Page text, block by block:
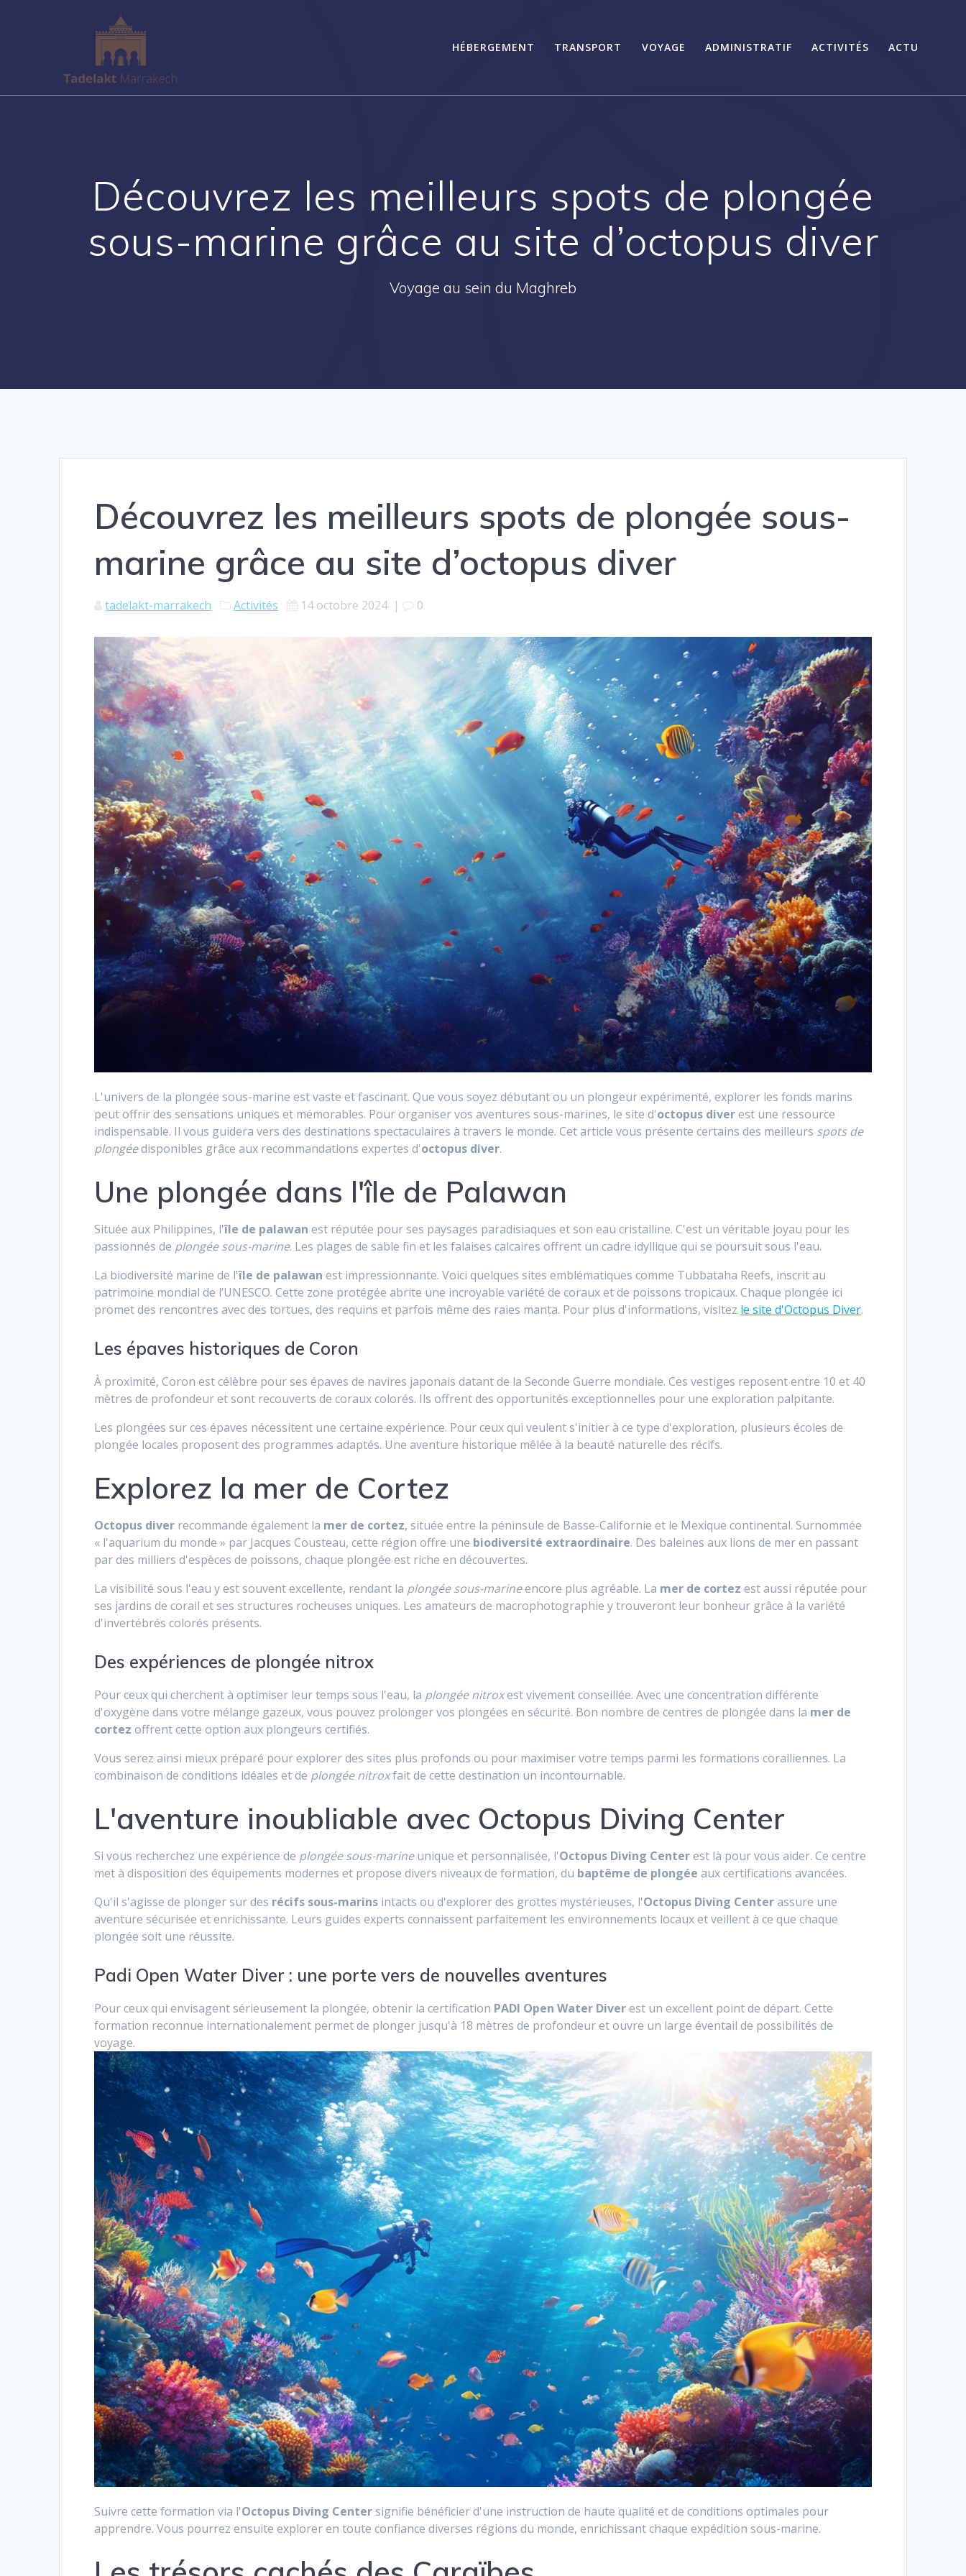
HÉBERGEMENT TRANSPORT VOYAGE ADMINISTRATIF ACTIVITÉS ACTU
Découvrez les meilleurs spots de plongée
sous-marine grâce au site d’octopus diver
Voyage au sein du Maghreb
Découvrez les meilleurs spots de plongée sous-
marine grâce au site d’octopus diver
tadelakt-marrakech Activités 14 octobre 2024| 0
L'univers de la plongée sous-marine est vaste et fascinant. Que vous soyez débutant ou un plongeur expérimenté, explorer les fonds marins
peut offrir des sensations uniques et mémorables. Pour organiser vos aventures sous-marines, le site d'octopus diverest une ressource
indispensable. Il vous guidera vers des destinations spectaculaires à travers le monde. Cet article vous présente certains des meilleurs spots de
plongéedisponibles grâce aux recommandations expertes d'octopus diver.
Une plongée dans l'île de Palawan
Située aux Philippines, l'île de palawan est réputée pour ses paysages paradisiaques et son eau cristalline. C'est un véritable joyau pour les
passionnés de plongée sous-marine. Les plages de sable fin et les falaises calcaires offrent un cadre idyllique qui se poursuit sous l'eau.
La biodiversité marine de l'île de palawan est impressionnante. Voici quelques sites emblématiques comme Tubbataha Reefs, inscrit au
patrimoine mondial de l’UNESCO. Cette zone protégée abrite une incroyable variété de coraux et de poissons tropicaux. Chaque plongée ici
promet des rencontres avec des tortues, des requins et parfois même des raies manta. Pour plus d'informations, visitez le site d'Octopus Diver.
Les épaves historiques de Coron
À proximité, Coron est célèbre pour ses épaves de navires japonais datant de la Seconde Guerre mondiale. Ces vestiges reposent entre 10 et 40
mètres de profondeur et sont recouverts de coraux colorés. Ils offrent des opportunités exceptionnelles pour une exploration palpitante.
Les plongées sur ces épaves nécessitent une certaine expérience. Pour ceux qui veulent s'initier à ce type d'exploration, plusieurs écoles de
plongée locales proposent des programmes adaptés. Une aventure historique mêlée à la beauté naturelle des récifs.
Explorez la mer de Cortez
Octopus diver recommande également la mer de cortez, située entre la péninsule de Basse-Californie et le Mexique continental. Surnommée
« l'aquarium du monde » par Jacques Cousteau, cette région offre une biodiversité extraordinaire. Des baleines aux lions de mer en passant
par des milliers d'espèces de poissons, chaque plongée est riche en découvertes.
La visibilité sous l'eau y est souvent excellente, rendant la plongée sous-marineencore plus agréable. La mer de cortez est aussi réputée pour
ses jardins de corail et ses structures rocheuses uniques. Les amateurs de macrophotographie y trouveront leur bonheur grâce à la variété
d'invertébrés colorés présents.
Des expériences de plongée nitrox
Pour ceux qui cherchent à optimiser leur temps sous l'eau, la plongée nitroxest vivement conseillée. Avec une concentration différente
d'oxygène dans votre mélange gazeux, vous pouvez prolonger vos plongées en sécurité. Bon nombre de centres de plongée dans la mer de
cortez offrent cette option aux plongeurs certifiés.
Vous serez ainsi mieux préparé pour explorer des sites plus profonds ou pour maximiser votre temps parmi les formations coralliennes. La
combinaison de conditions idéales et de plongée nitroxfait de cette destination un incontournable.
L'aventure inoubliable avec Octopus Diving Center
Si vous recherchez une expérience de plongée sous-marineunique et personnalisée, l'Octopus Diving Centerest là pour vous aider. Ce centre
met à disposition des équipements modernes et propose divers niveaux de formation, du baptême de plongée aux certifications avancées.
Qu'il s'agisse de plonger sur des récifs sous-marins intacts ou d'explorer des grottes mystérieuses, l'Octopus Diving Centerassure une
aventure sécurisée et enrichissante. Leurs guides experts connaissent parfaitement les environnements locaux et veillent à ce que chaque
plongée soit une réussite.
Padi Open Water Diver : une porte vers de nouvelles aventures
Pour ceux qui envisagent sérieusement la plongée, obtenir la certification PADI Open Water Diverest un excellent point de départ. Cette
formation reconnue internationalement permet de plonger jusqu'à 18 mètres de profondeur et ouvre un large éventail de possibilités de
voyage.
Suivre cette formation via l'Octopus Diving Centersignifie bénéficier d'une instruction de haute qualité et de conditions optimales pour
apprendre. Vous pourrez ensuite explorer en toute confiance diverses régions du monde, enrichissant chaque expédition sous-marine.